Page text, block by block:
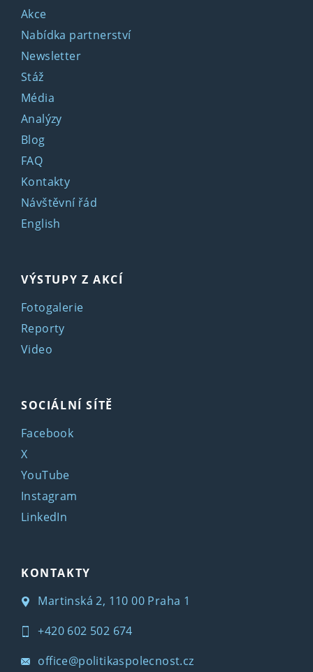
Akce
Nabídka partnerství
Newsletter
Stáž
Média
Analýzy
Blog
FAQ
Kontakty
Návštěvní řád
English
VÝSTUPY Z AKCÍ
Fotogalerie
Reporty
Video
SOCIÁLNÍ SÍTĚ
Facebook
X
YouTube
Instagram
LinkedIn
KONTAKTY
Martinská 2, 110 00 Praha 1
+420 602 502 674
office@politikaspolecnost.cz